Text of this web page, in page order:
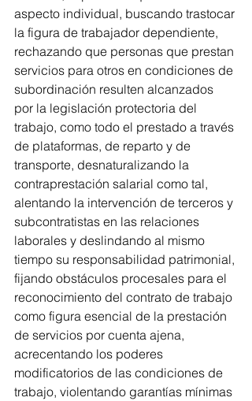
aspecto individual, buscando trastocar
la figura de trabajador dependiente,
rechazando que personas que prestan
servicios para otros en condiciones de
subordinación resulten alcanzados
por la legislación protectoria del
trabajo, como todo el prestado a través
de plataformas, de reparto y de
transporte, desnaturalizando la
contraprestación salarial como tal,
alentando la intervención de terceros y
subcontratistas en las relaciones
laborales y deslindando al mismo
tiempo su responsabilidad patrimonial,
fijando obstáculos procesales para el
reconocimiento del contrato de trabajo
como figura esencial de la prestación
de servicios por cuenta ajena,
acrecentando los poderes
modificatorios de las condiciones de
trabajo, violentando garantías mínimas